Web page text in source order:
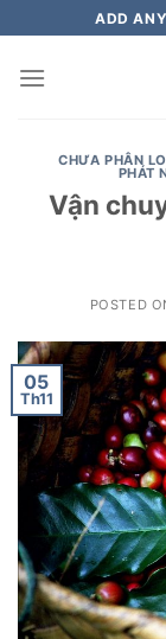
to
content
ADD
CHƯA PHÂN
PHÁT
Vận
POSTED
05
Th11